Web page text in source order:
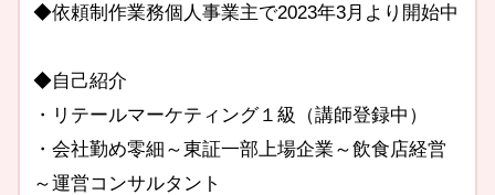
◆依頼制作業務個人事業主で2023年3月より開始中
◆自己紹介
・リテールマーケティング１級（講師登録中）
・会社勤め零細～東証一部上場企業～飲食店経営
～運営コンサルタント